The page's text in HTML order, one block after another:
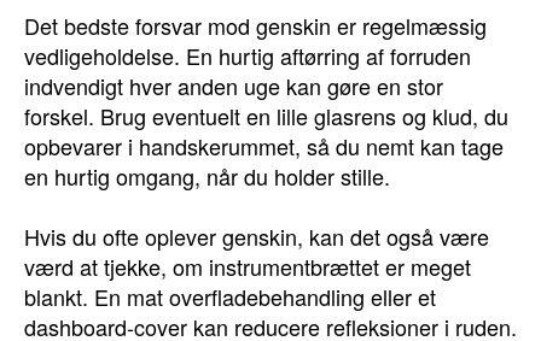
Det bedste forsvar mod genskin er regelmæssig
vedligeholdelse. En hurtig aftørring af forruden
indvendigt hver anden uge kan gøre en stor
forskel. Brug eventuelt en lille glasrens og klud, du
opbevarer i handskerummet, så du nemt kan tage
en hurtig omgang, når du holder stille.
Hvis du ofte oplever genskin, kan det også være
værd at tjekke, om instrumentbrættet er meget
blankt. En mat overfladebehandling eller et
dashboard-cover kan reducere refleksioner i ruden.